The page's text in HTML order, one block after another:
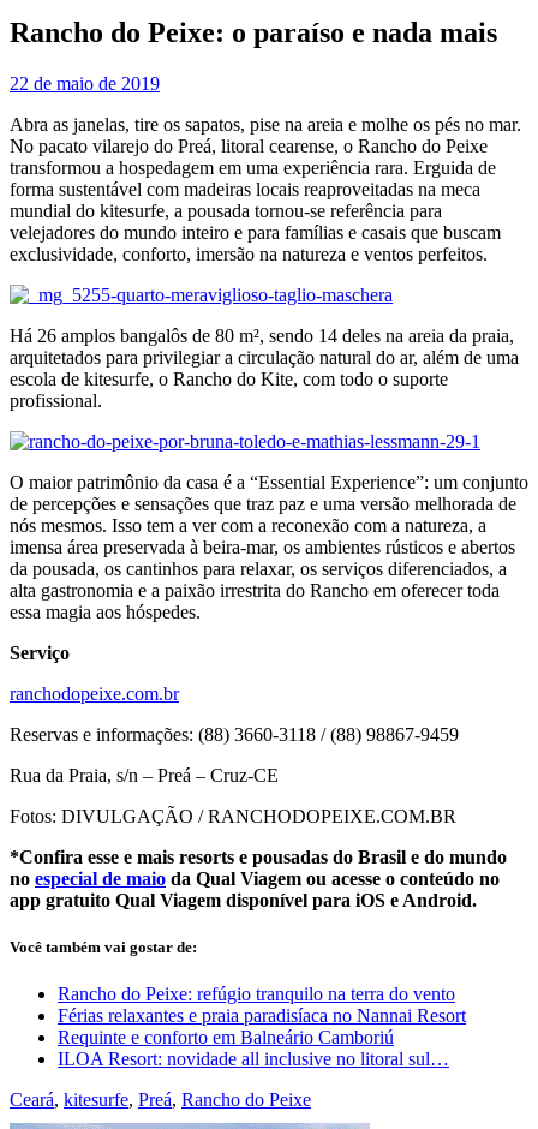
Rancho do Peixe: o paraíso e nada mais
22 de maio de 2019
Abra as janelas, tire os sapatos, pise na areia e molhe os pés no mar.
No pacato vilarejo do Preá, litoral cearense, o Rancho do Peixe
transformou a hospedagem em uma experiência rara. Erguida de
forma sustentável com madeiras locais reaproveitadas na meca
mundial do kitesurfe, a pousada tornou-se referência para
velejadores do mundo inteiro e para famílias e casais que buscam
exclusividade, conforto, imersão na natureza e ventos perfeitos.
Há 26 amplos bangalôs de 80 m², sendo 14 deles na areia da praia,
arquitetados para privilegiar a circulação natural do ar, além de uma
escola de kitesurfe, o Rancho do Kite, com todo o suporte
profissional.
O maior patrimônio da casa é a “Essential Experience”: um conjunto
de percepções e sensações que traz paz e uma versão melhorada de
nós mesmos. Isso tem a ver com a reconexão com a natureza, a
imensa área preservada à beira-mar, os ambientes rústicos e abertos
da pousada, os cantinhos para relaxar, os serviços diferenciados, a
alta gastronomia e a paixão irrestrita do Rancho em oferecer toda
essa magia aos hóspedes.
Serviço
ranchodopeixe.com.br
Reservas e informações: (88) 3660-3118 / (88) 98867-9459
Rua da Praia, s/n – Preá – Cruz-CE
Fotos: DIVULGAÇÃO / RANCHODOPEIXE.COM.BR
*Confira esse e mais resorts e pousadas do Brasil e do mundo
no especial de maio da Qual Viagem ou acesse o conteúdo no
app gratuito Qual Viagem disponível para iOS e Android.
Você também vai gostar de:
Rancho do Peixe: refúgio tranquilo na terra do vento
Férias relaxantes e praia paradisíaca no Nannai Resort
Requinte e conforto em Balneário Camboriú
ILOA Resort: novidade all inclusive no litoral sul…
Ceará, kitesurfe, Preá, Rancho do Peixe